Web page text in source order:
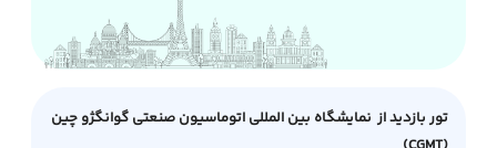
تور بازدید از نمایشگاه بین المللی اتوماسیون صنعتی گوانگژو چین